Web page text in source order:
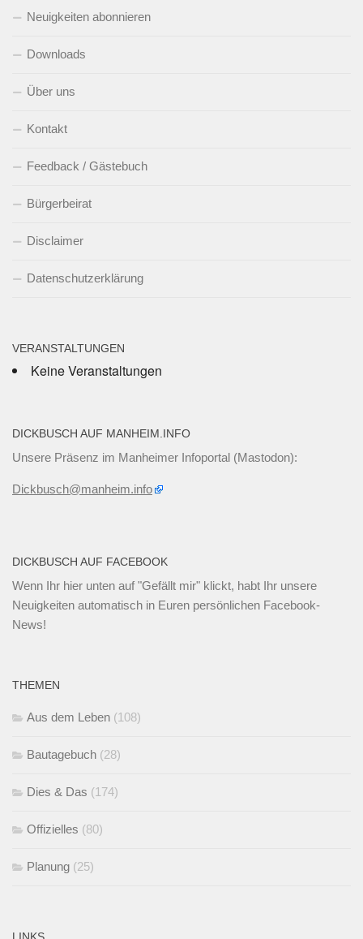
Neuigkeiten abonnieren
Downloads
Über uns
Kontakt
Feedback / Gästebuch
Bürgerbeirat
Disclaimer
Datenschutzerklärung
VERANSTALTUNGEN
Keine Veranstaltungen
DICKBUSCH AUF MANHEIM.INFO
Unsere Präsenz im Manheimer Infoportal (Mastodon):
Dickbusch@manheim.info
DICKBUSCH AUF FACEBOOK
Wenn Ihr hier unten auf "Gefällt mir" klickt, habt Ihr unsere
Neuigkeiten automatisch in Euren persönlichen Facebook-
News!
THEMEN
Aus dem Leben (108)
Bautagebuch (28)
Dies & Das (174)
Offizielles (80)
Planung (25)